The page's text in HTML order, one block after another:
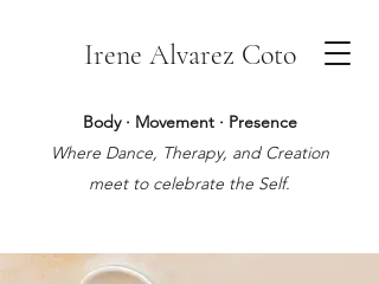
Irene Alvarez Coto
Body · Movement · Presence
Where Dance, Therapy, and Creation
meet to celebrate the Self.